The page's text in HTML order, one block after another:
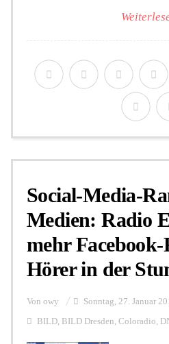
Social-Media-
Medien: Radio
mehr Facebook-
Hörer in der
Von owy Sonntag, 27. Januar
BILD, BILD Dresden, Coloradio,